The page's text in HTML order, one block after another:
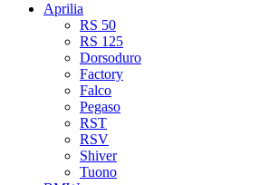
Aprilia
RS 50
RS 125
Dorsoduro
Factory
Falco
Pegaso
RST
RSV
Shiver
Tuono